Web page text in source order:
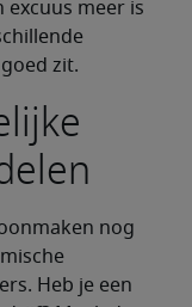
meer is
zit.
nog
Heb je een